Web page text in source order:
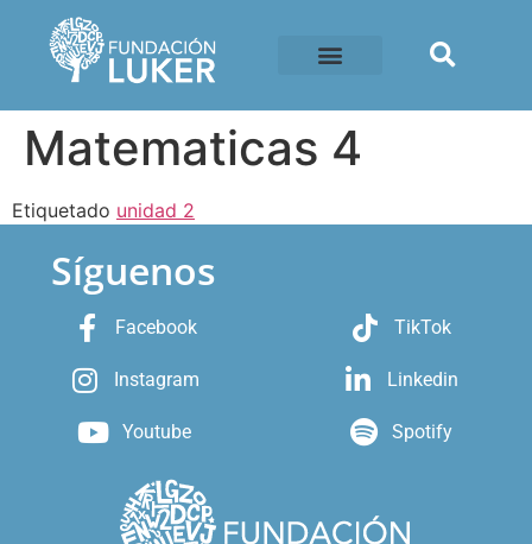
Matematicas 4
Etiquetado unidad 2
Síguenos
Facebook
Instagram
Youtube
TikTok
Linkedin
Spotify